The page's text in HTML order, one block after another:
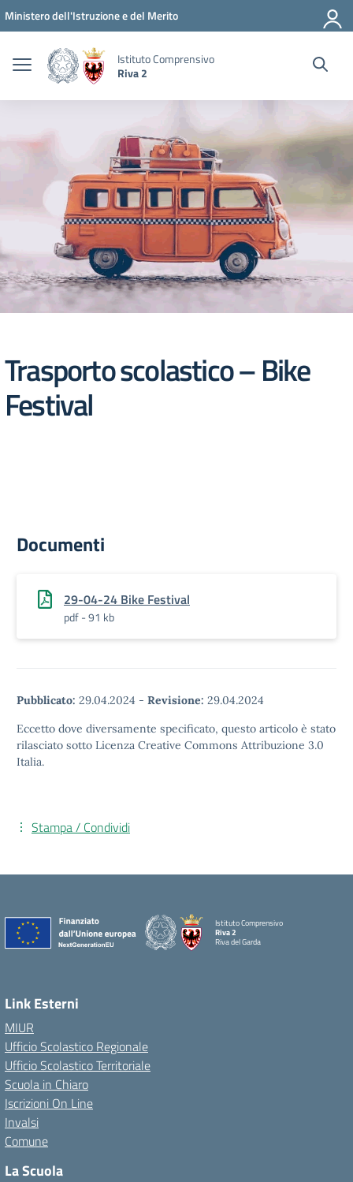
Vai ai contenuti
Vai al menu di navigazione
Vai al footer
Ministero dell'Istruzione e del Merito
Istituto Comprensivo
Riva 2
Trasporto scolastico – Bike
Festival
Documenti
29-04-24 Bike Festival
pdf - 91 kb
Pubblicato: 29.04.2024 - Revisione: 29.04.2024
Eccetto dove diversamente specificato, questo articolo è stato
rilasciato sotto Licenza Creative Commons Attribuzione 3.0
Italia.
Stampa / Condividi
Istituto Comprensivo
Riva 2
Riva del Garda
Link Esterni
MIUR
Ufficio Scolastico Regionale
Ufficio Scolastico Territoriale
Scuola in Chiaro
Iscrizioni On Line
Invalsi
Comune
La Scuola